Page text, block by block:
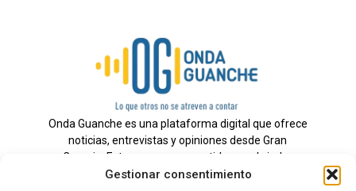
Gestionar consentimiento
Onda Guanche es una plataforma digital que ofrece
noticias, entrevistas y opiniones desde Gran
Canaria. Estamos comprometidos con brindar
información veraz y un periodismo independiente a